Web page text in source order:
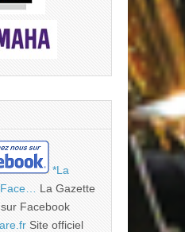
*La
La Gazette
Facebook
Site officiel